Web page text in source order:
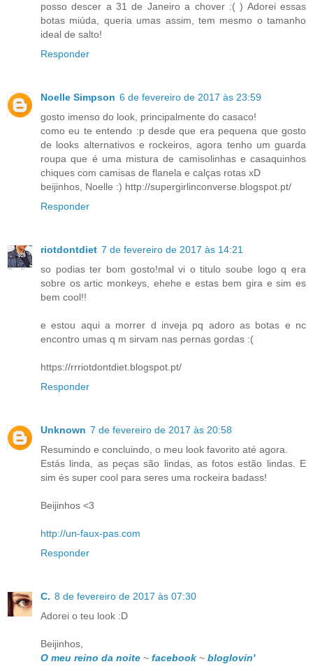
posso descer a 31 de Janeiro a chover :( ) Adorei essas
botas miúda, queria umas assim, tem mesmo o tamanho
ideal de salto!
Responder
Noelle Simpson 6 de fevereiro de 2017 às 23:59
gosto imenso do look, principalmente do casaco!
como eu te entendo :p desde que era pequena que gosto
de looks alternativos e rockeiros, agora tenho um guarda
roupa que é uma mistura de camisolinhas e casaquinhos
chiques com camisas de flanela e calças rotas xD
beijinhos, Noelle :) http://supergirlinconverse.blogspot.pt/
Responder
riotdontdiet 7 de fevereiro de 2017 às 14:21
so podias ter bom gosto!mal vi o titulo soube logo q era
sobre os artic monkeys, ehehe e estas bem gira e sim es
bem cool!!
e estou aqui a morrer d inveja pq adoro as botas e nc
encontro umas q m sirvam nas pernas gordas :(
https://rrriotdontdiet.blogspot.pt/
Responder
Unknown 7 de fevereiro de 2017 às 20:58
Resumindo e concluindo, o meu look favorito até agora.
Estás linda, as peças são lindas, as fotos estão lindas. E
sim és super cool para seres uma rockeira badass!
Beijinhos <3
http://un-faux-pas.com
Responder
C. 8 de fevereiro de 2017 às 07:30
Adorei o teu look :D
Beijinhos,
O meu reino da noite ~ facebook ~ bloglovin'